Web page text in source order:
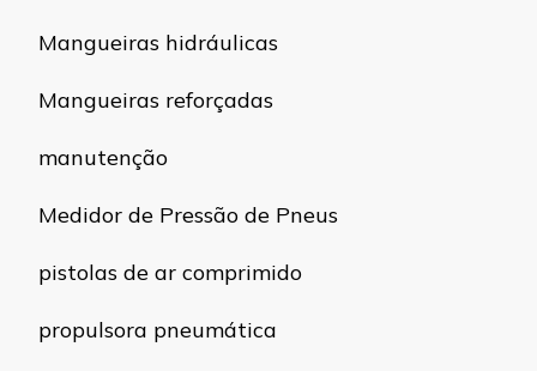
Mangueiras hidráulicas
Mangueiras reforçadas
manutenção
Medidor de Pressão de Pneus
pistolas de ar comprimido
propulsora pneumática